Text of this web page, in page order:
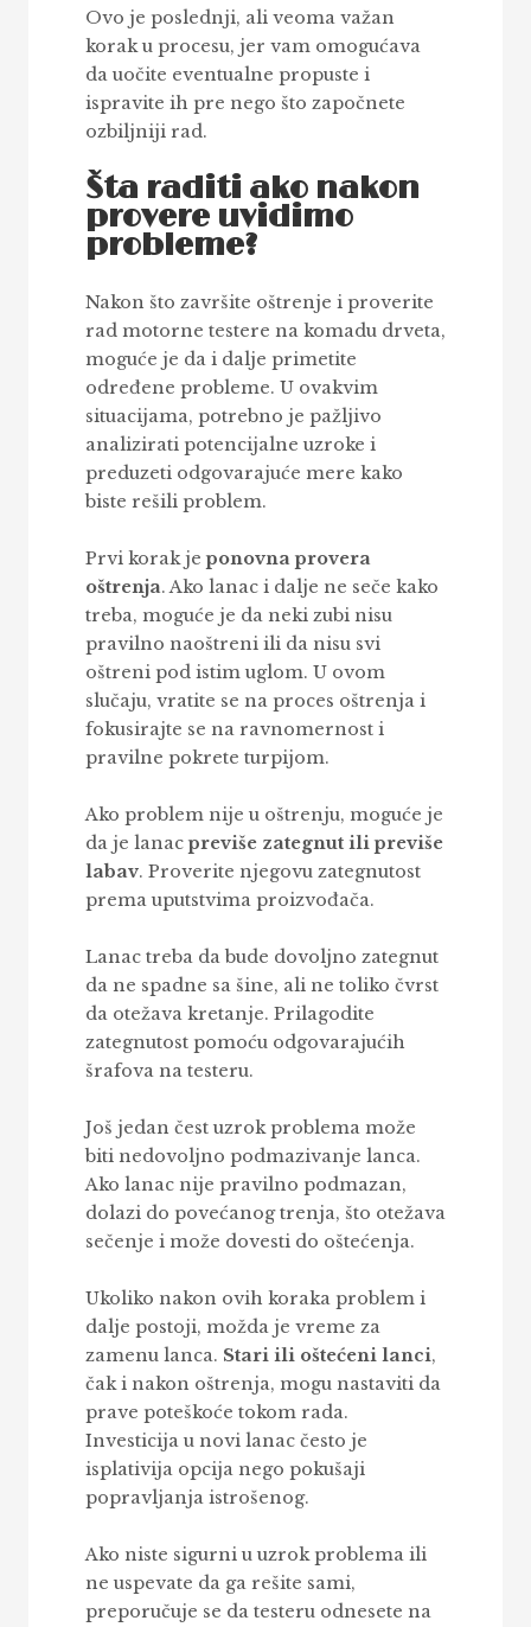
Ovo je poslednji, ali veoma važan
korak u procesu, jer vam omogućava
da uočite eventualne propuste i
ispravite ih pre nego što započnete
ozbiljniji rad.
Šta raditi ako nakon
provere uvidimo
probleme?
Nakon što završite oštrenje i proverite
rad motorne testere na komadu drveta,
moguće je da i dalje primetite
određene probleme. U ovakvim
situacijama, potrebno je pažljivo
analizirati potencijalne uzroke i
preduzeti odgovarajuće mere kako
biste rešili problem.
Prvi korak je ponovna provera
oštrenja. Ako lanac i dalje ne seče kako
treba, moguće je da neki zubi nisu
pravilno naoštreni ili da nisu svi
oštreni pod istim uglom. U ovom
slučaju, vratite se na proces oštrenja i
fokusirajte se na ravnomernost i
pravilne pokrete turpijom.
Ako problem nije u oštrenju, moguće je
da je lanac previše zategnut ili previše
labav. Proverite njegovu zategnutost
prema uputstvima proizvođača.
Lanac treba da bude dovoljno zategnut
da ne spadne sa šine, ali ne toliko čvrst
da otežava kretanje. Prilagodite
zategnutost pomoću odgovarajućih
šrafova na testeru.
Još jedan čest uzrok problema može
biti nedovoljno podmazivanje lanca.
Ako lanac nije pravilno podmazan,
dolazi do povećanog trenja, što otežava
sečenje i može dovesti do oštećenja.
Ukoliko nakon ovih koraka problem i
dalje postoji, možda je vreme za
zamenu lanca. Stari ili oštećeni lanci,
čak i nakon oštrenja, mogu nastaviti da
prave poteškoće tokom rada.
Investicija u novi lanac često je
isplativija opcija nego pokušaji
popravljanja istrošenog.
Ako niste sigurni u uzrok problema ili
ne uspevate da ga rešite sami,
preporučuje se da testeru odnesete na